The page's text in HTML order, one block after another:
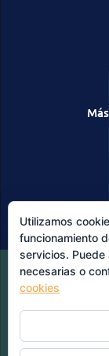
Utilizamos
funcionamiento
servicios.
necesarias o
cookies